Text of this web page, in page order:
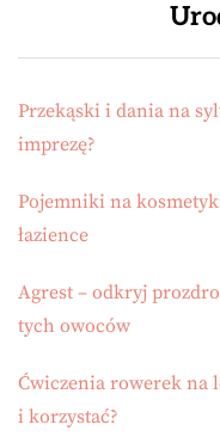
Przekąski i dania na
imprezę?
Pojemniki na
łazience
Agrest – odkryj
tych owoców
Ćwiczenia rowerek na
i korzystać?